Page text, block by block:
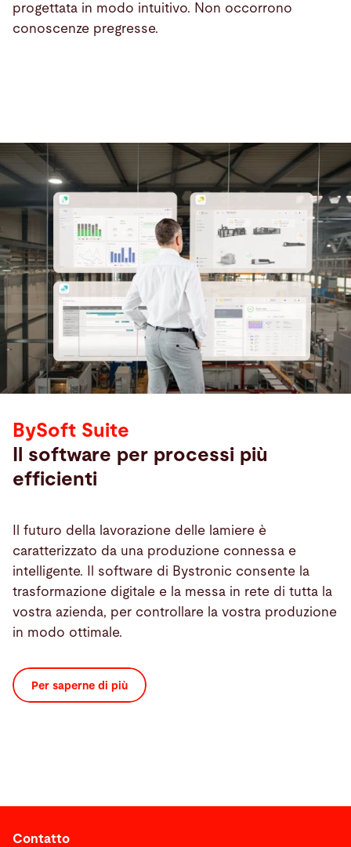
progettata in modo intuitivo. Non occorrono
conoscenze pregresse.
BySoft Suite
Il software per processi più
efficienti
Il futuro della lavorazione delle lamiere è
caratterizzato da una produzione connessa e
intelligente. Il software di Bystronic consente la
trasformazione digitale e la messa in rete di tutta la
vostra azienda, per controllare la vostra produzione
in modo ottimale.
Per saperne di più
Contatto